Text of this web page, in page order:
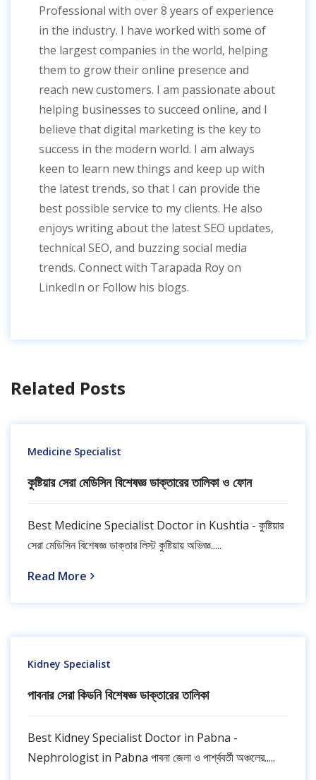
Professional with over 8 years of experience
in the industry. I have worked with some of
the largest companies in the world, helping
them to grow their online presence and
reach new customers. I am passionate about
helping businesses to succeed online, and I
believe that digital marketing is the key to
success in the modern world. I am always
keen to learn new things and keep up with
the latest trends, so that I can provide the
best possible service to my clients. He also
enjoys writing about the latest SEO updates,
technical SEO, and buzzing social media
trends. Connect with Tarapada Roy on
LinkedIn or Follow his blogs.
Related Posts
Medicine Specialist
কুষ্টিয়ার সেরা মেডিসিন বিশেষজ্ঞ ডাক্তারের তালিকা ও ফোন
Best Medicine Specialist Doctor in Kushtia - কুষ্টিয়ার
সেরা মেডিসিন বিশেষজ্ঞ ডাক্তার লিস্ট কুষ্টিয়ায় অভিজ্ঞ.....
Read More
Kidney Specialist
পাবনার সেরা কিডনি বিশেষজ্ঞ ডাক্তারের তালিকা
Best Kidney Specialist Doctor in Pabna -
Nephrologist in Pabna পাবনা জেলা ও পার্শ্ববর্তী অঞ্চলের.....